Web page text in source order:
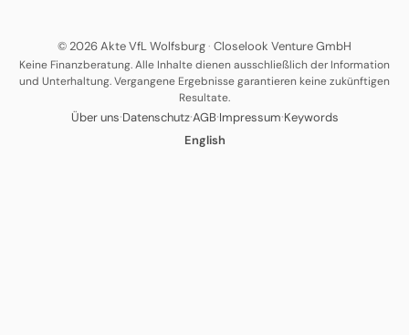
© 2026 Akte VfL Wolfsburg· Closelook Venture GmbH
Keine Finanzberatung. Alle Inhalte dienen ausschließlich der Information
und Unterhaltung. Vergangene Ergebnisse garantieren keine zukünftigen
Resultate.
Über uns·Datenschutz·AGB·Impressum·Keywords
English